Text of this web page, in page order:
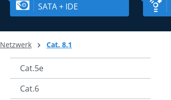
SATA + IDE
Netzwerk Cat. 8.1
Cat.5e
Cat.6